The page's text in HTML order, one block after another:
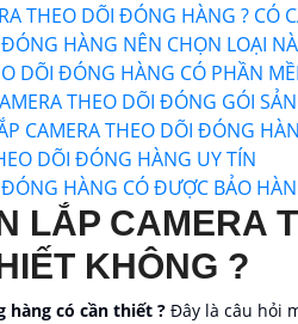
THEO DÕI ĐÓNG HÀNG ? CÓ
HÀNG NÊN CHỌN LOẠI
DÕI ĐÓNG HÀNG CÓ PHẦN
THEO DÕI ĐÓNG GÓI
CAMERA THEO DÕI ĐÓNG
DÕI ĐÓNG HÀNG UY TÍN
HÀNG CÓ ĐƯỢC BẢO
LẮP CAMERA
KHÔNG ?
hàng có cần thiết ? Đây là câu hỏi